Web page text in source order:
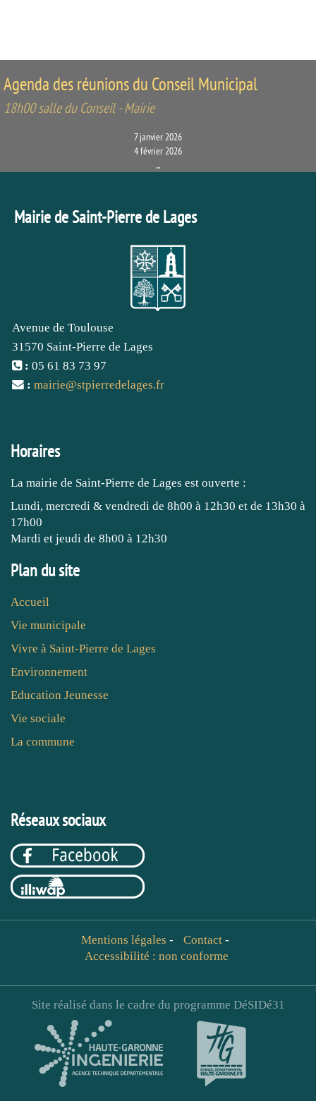
Agenda des réunions du Conseil Municipal
18h00 salle du Conseil - Mairie
7 janvier 2026
4 février 2026
...
Mairie de Saint-Pierre de Lages
Avenue de Toulouse
31570 Saint-Pierre de Lages
: 05 61 83 73 97
: mairie@stpierredelages.fr
Horaires
La mairie de Saint-Pierre de Lages est ouverte :
Lundi, mercredi & vendredi de 8h00 à 12h30 et de 13h30 à
17h00
Mardi et jeudi de 8h00 à 12h30
Plan du site
Accueil
Vie municipale
Vivre à Saint-Pierre de Lages
Environnement
Education Jeunesse
Vie sociale
La commune
Réseaux sociaux
Mentions légales - Contact-
Accessibilité : non conforme
Site réalisé dans le cadre du programme DéSIDé31